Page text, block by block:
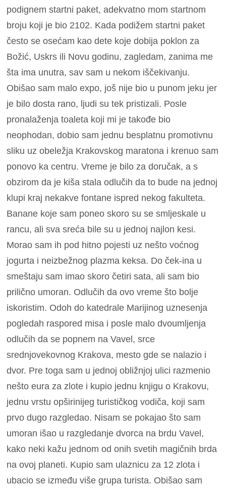
podignem startni paket, adekvatno mom startnom
broju koji je bio 2102. Kada podižem startni paket
često se osećam kao dete koje dobija poklon za
Božić, Uskrs ili Novu godinu, zagledam, zanima me
šta ima unutra, sav sam u nekom iščekivanju.
Obišao sam malo expo, još nije bio u punom jeku jer
je bilo dosta rano, ljudi su tek pristizali. Posle
pronalaženja toaleta koji mi je takođe bio
neophodan, dobio sam jednu besplatnu promotivnu
sliku uz obeležja Krakovskog maratona i krenuo sam
ponovo ka centru. Vreme je bilo za doručak, a s
obzirom da je kiša stala odlučih da to bude na jednoj
klupi kraj nekakve fontane ispred nekog fakulteta.
Banane koje sam poneo skoro su se smljeskale u
rancu, ali sva sreća bile su u jednoj najlon kesi.
Morao sam ih pod hitno pojesti uz nešto voćnog
jogurta i neizbežnog plazma keksa. Do ček-ina u
smeštaju sam imao skoro četiri sata, ali sam bio
prilično umoran. Odlučih da ovo vreme što bolje
iskoristim. Odoh do katedrale Marijinog uznesenja
pogledah raspored misa i posle malo dvoumljenja
odlučih da se popnem na Vavel, srce
srednjovekovnog Krakova, mesto gde se nalazio i
dvor. Pre toga sam u jednoj obližnjoj ulici razmenio
nešto eura za zlote i kupio jednu knjigu o Krakovu,
jednu vrstu opširinijeg turističkog vodiča, koji sam
prvo dugo razgledao. Nisam se pokajao što sam
umoran išao u razgledanje dvorca na brdu Vavel,
kako neki kažu jednom od onih svetih magičnih brda
na ovoj planeti. Kupio sam ulaznicu za 12 zlota i
ubacio se između više grupa turista. Obišao sam